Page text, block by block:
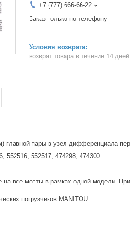
+7 (777) 666-66-22
Заказ только по телефону
возврат товара в течение 14 дней
пары в узел дифференциала
552516, 552517, 474298, 474300
на все мосты в рамках одной модели.
погрузчиков MANITOU: